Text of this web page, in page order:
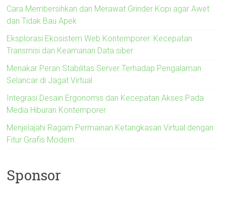
Cara Membersihkan dan Merawat Grinder Kopi agar Awet
dan Tidak Bau Apek
Eksplorasi Ekosistem Web Kontemporer: Kecepatan
Transmisi dan Keamanan Data siber
Menakar Peran Stabilitas Server Terhadap Pengalaman
Selancar di Jagat Virtual
Integrasi Desain Ergonomis dan Kecepatan Akses Pada
Media Hiburan Kontemporer
Menjelajahi Ragam Permainan Ketangkasan Virtual dengan
Fitur Grafis Modern
Sponsor